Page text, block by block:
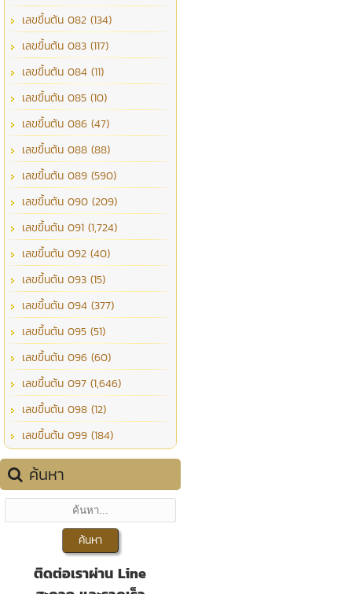
เลขขึ้นต้น 082 (134)
เลขขึ้นต้น 083 (117)
เลขขึ้นต้น 084 (11)
เลขขึ้นต้น 085 (10)
เลขขึ้นต้น 086 (47)
เลขขึ้นต้น 088 (88)
เลขขึ้นต้น 089 (590)
เลขขึ้นต้น 090 (209)
เลขขึ้นต้น 091 (1,724)
เลขขึ้นต้น 092 (40)
เลขขึ้นต้น 093 (15)
เลขขึ้นต้น 094 (377)
เลขขึ้นต้น 095 (51)
เลขขึ้นต้น 096 (60)
เลขขึ้นต้น 097 (1,646)
เลขขึ้นต้น 098 (12)
เลขขึ้นต้น 099 (184)
ค้นหา
ติดต่อเราผ่าน Line